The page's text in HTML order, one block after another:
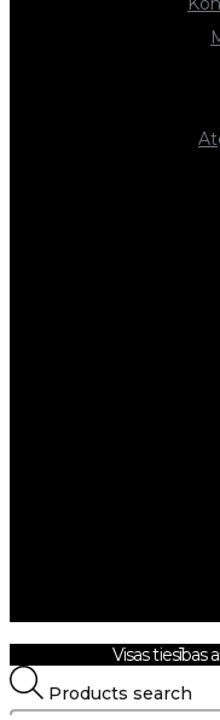
Visas tiesības
Products search